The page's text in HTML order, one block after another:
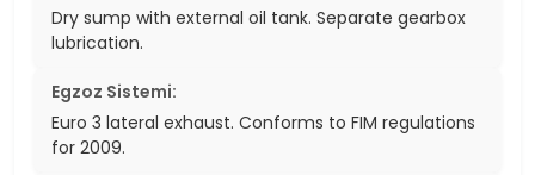
Dry sump with external oil tank. Separate gearbox
lubrication.
Egzoz Sistemi:
Euro 3 lateral exhaust. Conforms to FIM regulations
for 2009.